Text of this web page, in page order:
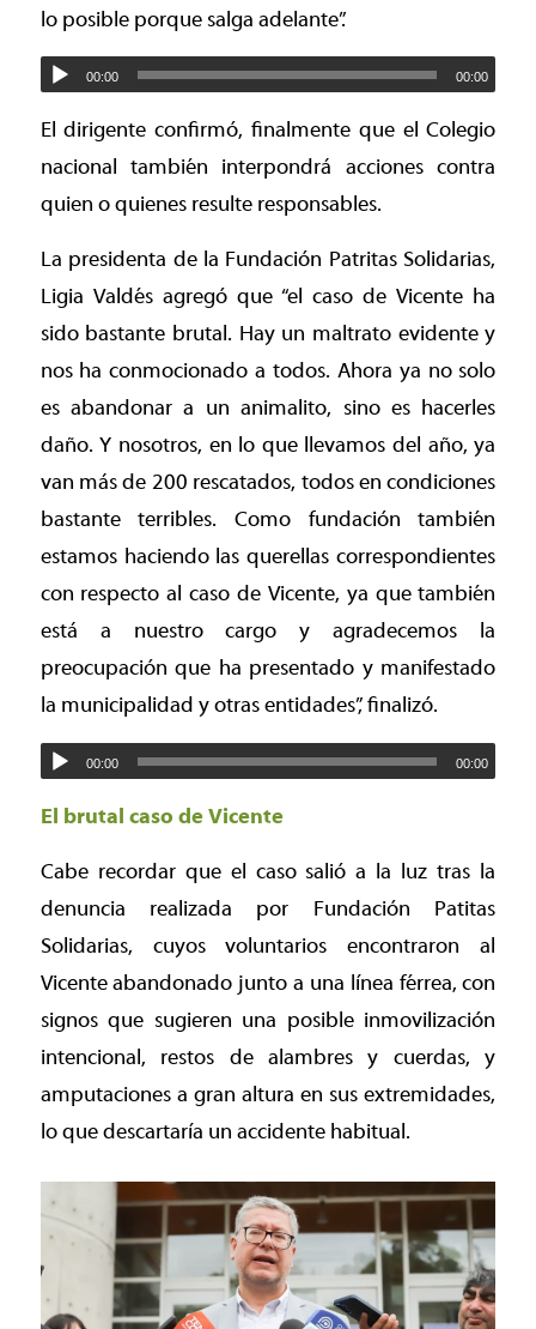
lo posible porque salga adelante”.
00:00 00:00
El dirigente confirmó, finalmente que el Colegio
nacional también interpondrá acciones contra
quien o quienes resulte responsables.
La presidenta de la Fundación Patritas Solidarias,
Ligia Valdés agregó que “el caso de Vicente ha
sido bastante brutal. Hay un maltrato evidente y
nos ha conmocionado a todos. Ahora ya no solo
es abandonar a un animalito, sino es hacerles
daño. Y nosotros, en lo que llevamos del año, ya
van más de 200 rescatados, todos en condiciones
bastante terribles. Como fundación también
estamos haciendo las querellas correspondientes
con respecto al caso de Vicente, ya que también
está a nuestro cargo y agradecemos la
preocupación que ha presentado y manifestado
la municipalidad y otras entidades”, finalizó.
00:00 00:00
El brutal caso de Vicente
Cabe recordar que el caso salió a la luz tras la
denuncia realizada por Fundación Patitas
Solidarias, cuyos voluntarios encontraron al
Vicente abandonado junto a una línea férrea, con
signos que sugieren una posible inmovilización
intencional, restos de alambres y cuerdas, y
amputaciones a gran altura en sus extremidades,
lo que descartaría un accidente habitual.